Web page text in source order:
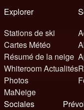
Explorer
Stations de ski
Cartes Météo
Résumé de la neige
Whiteroom Actualités
Photos
MaNeige
Sociales